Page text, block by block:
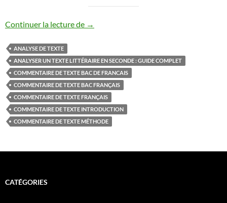
Continuer la lecture de Analyser un texte littéraire en seconde :
→
ANALYSE DE TEXTE
ANALYSER UN TEXTE LITTÉRAIRE EN SECONDE : GUIDE COMPLET
COMMENTAIRE DE TEXTE BAC DE FRANCAIS
COMMENTAIRE DE TEXTE BAC FRANÇAIS
COMMENTAIRE DE TEXTE FRANÇAIS
COMMENTAIRE DE TEXTE INTRODUCTION
COMMENTAIRE DE TEXTE MÉTHODE
CATÉGORIES